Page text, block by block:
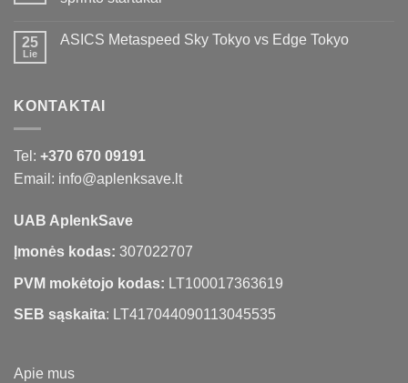
25
Lie
ASICS Metaspeed Sky Tokyo vs Edge Tokyo
KONTAKTAI
Tel: +370 670 09191
Email: info@aplenksave.lt
UAB AplenkSave
Įmonės kodas: 307022707
PVM mokėtojo kodas: LT100017363619
SEB sąskaita: LT417044090113045535
Apie mus